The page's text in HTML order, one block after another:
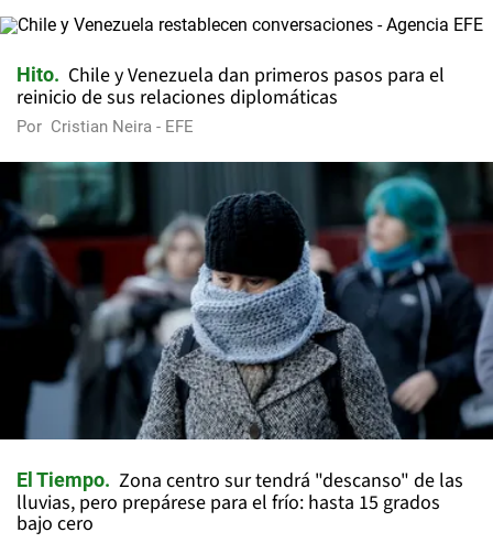
Hito
Chile y Venezuela dan primeros pasos para el
reinicio de sus relaciones diplomáticas
Por Cristian Neira - EFE
El Tiempo
Zona centro sur tendrá "descanso" de las
lluvias, pero prepárese para el frío: hasta 15 grados
bajo cero